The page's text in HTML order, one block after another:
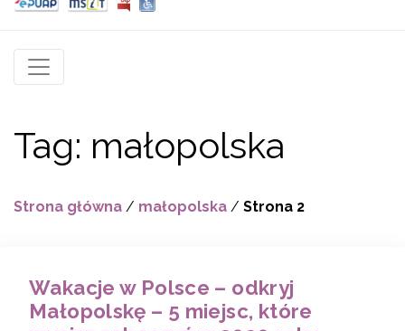
Tag: małopolska
Strona główna / małopolska / Strona 2
Wakacje w Polsce – odkryj
Małopolskę – 5 miejsc, które